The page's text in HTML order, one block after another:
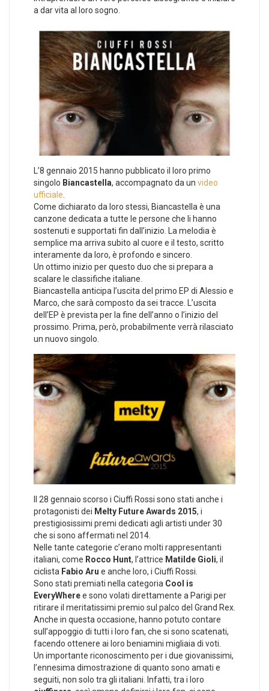
a dar vita al loro sogno.
L’8 gennaio 2015 hanno pubblicato il loro primo
singolo Biancastella, accompagnato da un video
ufficiale
Come dichiarato da loro stessi, Biancastella è una
canzone dedicata a tutte le persone che li hanno
sostenuti e supportati fin dall’inizio. La melodia è
semplice ma arriva subito al cuore e il testo, scritto
interamente da loro, è profondo e sincero.
Un ottimo inizio per questo duo che si prepara a
scalare le classifiche italiane.
Biancastella anticipa l’uscita del primo EP di Alessio e
Marco, che sarà composto da sei tracce. L’uscita
dell’EP è prevista per la fine dell’anno o l’inizio del
prossimo. Prima, però, probabilmente verrà rilasciato
un nuovo singolo.
Il 28 gennaio scorso i Ciuffi Rossi sono stati anche i
protagonisti dei Melty Future Awards 2015, i
prestigiosissimi premi dedicati agli artisti under 30
che si sono affermati nel 2014.
Nelle tante categorie c’erano molti rappresentanti
italiani, come Rocco Hunt, l’attrice Matilde Gioli, il
ciclista Fabio Aru e anche loro, i Ciuffi Rossi.
Sono stati premiati nella categoria Cool is
EveryWheree sono volati direttamente a Parigi per
ritirare il meritatissimi premio sul palco del Grand Rex.
Anche in questa occasione, hanno potuto contare
sull’appoggio di tutti i loro fan, che si sono scatenati,
facendo ottenere ai loro beniamini migliaia di voti.
Un importante riconoscimento per i due giovanissimi,
l’ennesima dimostrazione di quanto sono amati e
seguiti, non solo tra gli italiani. Infatti, tra i loro